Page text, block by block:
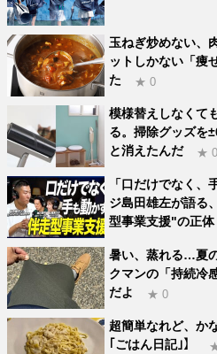
玉ねぎ炒めない、
ットしかない「痩
た
★ 0
模様替えしなくて
る。掃除グッズを
と消えたんだ
★ 0
「口だけでなく
ジ島田雄左が語る
型事業支援"の正体
暑い、蒸れる…夏
クマンの「持続冷
だよ
★ 0
超簡単なれど、か
｢ごはん日記｣】